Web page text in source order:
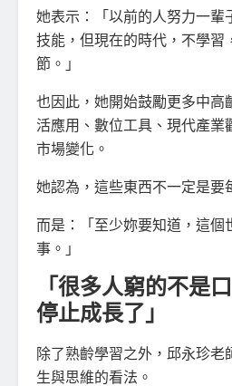
她表示：「以前的人努力一輩
技能，但現在的時代，不學習
節。」
也因此，她開始鼓勵更多中高
活應用、數位工具、現代產業
市場變化。
她認為，這些東西不一定是要
而是：「至少妳要知道，這個
事。」
「很多人窮的不是
停止成長了」
除了熟齡學習之外，邱永珍老
生與思維的看法。